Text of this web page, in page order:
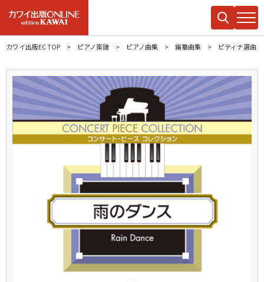
カワイ出版EC TOP ピアノ楽譜 ピアノ曲集 編纂曲集 ピティナ選曲